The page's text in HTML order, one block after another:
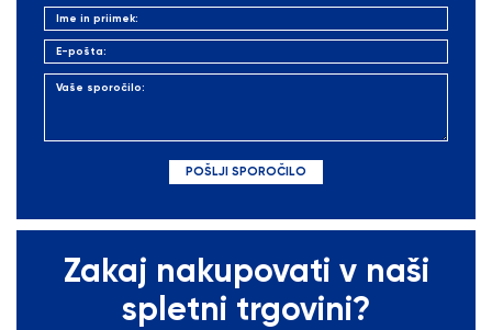
Zakaj nakupovati v naši
spletni trgovini?